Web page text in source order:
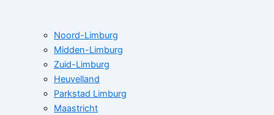
Noord-Limburg
Midden-Limburg
Zuid-Limburg
Heuvelland
Parkstad Limburg
Maastricht